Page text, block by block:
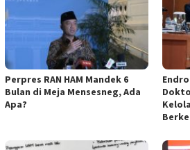
Perpres RAN HAM Mandek 6
Bulan di Meja Mensesneg, Ada
Apa?